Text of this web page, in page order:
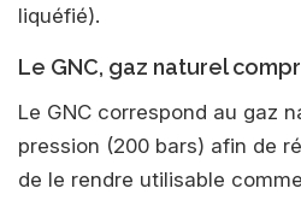
liquéfié).
Le GNC, gaz naturel
Le GNC correspond au gaz
pression (200 bars) afin de
de le rendre utilisable